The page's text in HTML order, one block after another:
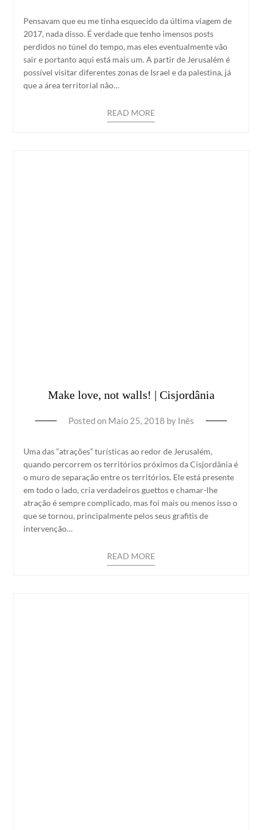
Pensavam que eu me tinha esquecido da última viagem de
2017, nada disso. É verdade que tenho imensos posts
perdidos no túnel do tempo, mas eles eventualmente vão
sair e portanto aqui está mais um. A partir de Jerusalém é
possível visitar diferentes zonas de Israel e da palestina, já
que a área territorial não…
READ MORE
Make love, not walls! | Cisjordânia
Posted on Maio 25, 2018 by Inês
Uma das “atrações” turísticas ao redor de Jerusalém,
quando percorrem os territórios próximos da Cisjordânia é
o muro de separação entre os territórios. Ele está presente
em todo o lado, cria verdadeiros guettos e chamar-lhe
atração é sempre complicado, mas foi mais ou menos isso o
que se tornou, principalmente pelos seus grafitis de
intervenção…
READ MORE